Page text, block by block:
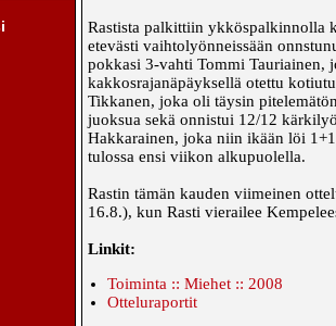
Rastista palkittiin ykköspalkinnolla
etevästi vaihtolyönneissään
pokkasi 3-vahti Tommi Tauriainen,
kakkosrajanäpäyksellä otettu
Tikkanen, joka oli täysin
juoksua sekä onnistui 12/12
Hakkarainen, joka niin ikään löi
tulossa ensi viikon alkupuolella.
Rastin tämän kauden viimeinen
16.8.), kun Rasti vierailee
Linkit:
Toiminta :: Miehet :: 2008
Otteluraportit